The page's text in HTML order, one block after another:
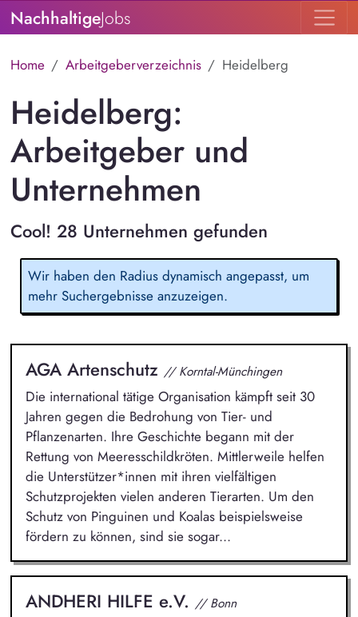
NachhaltigeJobs
Home Arbeitgeberverzeichnis Heidelberg
Heidelberg:
Arbeitgeber und
Unternehmen
Cool! 28 Unternehmen gefunden
Wir haben den Radius dynamisch angepasst, um
mehr Suchergebnisse anzuzeigen.
AGA Artenschutz // Korntal-Münchingen
Die international tätige Organisation kämpft seit 30
Jahren gegen die Bedrohung von Tier- und
Pflanzenarten. Ihre Geschichte begann mit der
Rettung von Meeresschildkröten. Mittlerweile helfen
die Unterstützer*innen mit ihren vielfältigen
Schutzprojekten vielen anderen Tierarten. Um den
Schutz von Pinguinen und Koalas beispielsweise
fördern zu können, sind sie sogar...
ANDHERI HILFE e.V. // Bonn